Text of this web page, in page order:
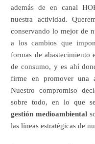
además de en canal
nuestra actividad.
conservando lo mejor de
a los cambios que
formas de abastecimiento
de consumo, y es ahí
firme en promover una
Nuestro compromiso
sobre todo, en lo que
gestión medioambiental
las líneas estratégicas de